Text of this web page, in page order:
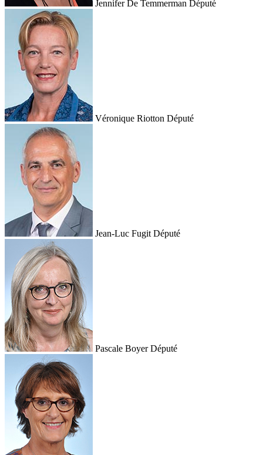
Jennifer De Temmerman Député
Véronique Riotton Député
Jean-Luc Fugit Député
Pascale Boyer Député